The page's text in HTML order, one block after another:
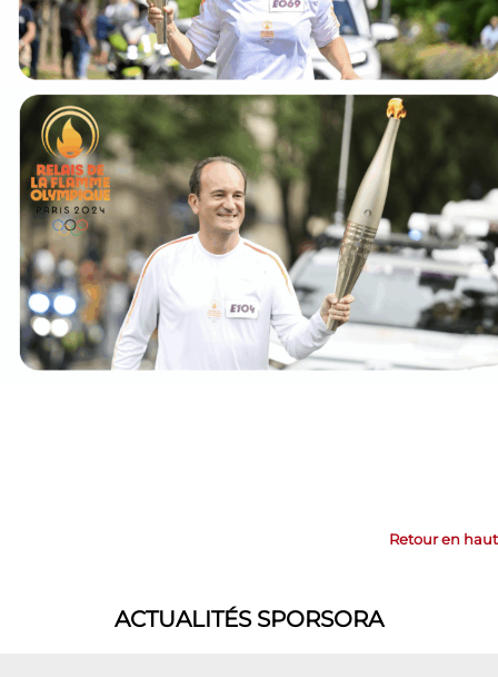
Retour en haut
ACTUALITÉS SPORSORA